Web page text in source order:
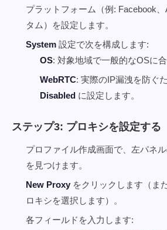
プラットフォーム（例: Facebook
タム）を設定します。
System 設定で次を構成します:
OS: 対象地域で一般的なOSに合
WebRTC: 実際のIP漏洩を防ぐ
Disabled に設定します。
ステップ3: プロキシを設定する
プロファイル作成画面で、左パネ
を見つけます。
New Proxy をクリックします（ま
ロキシを選択します）。
各フィールドを入力します: